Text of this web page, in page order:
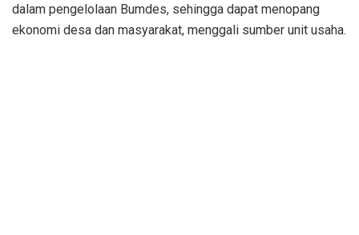
dalam pengelolaan Bumdes, sehingga dapat menopang
ekonomi desa dan masyarakat, menggali sumber unit usaha.